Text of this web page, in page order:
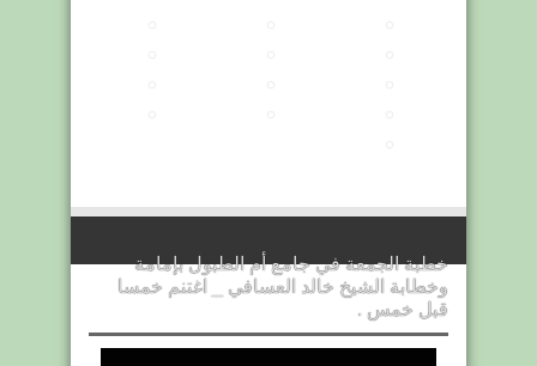
خطبة الجمعة في جامع أم الطبول بإمامة
وخطابة الشيخ خالد العسافي _ اغتنم خمسا
قبل خمس .